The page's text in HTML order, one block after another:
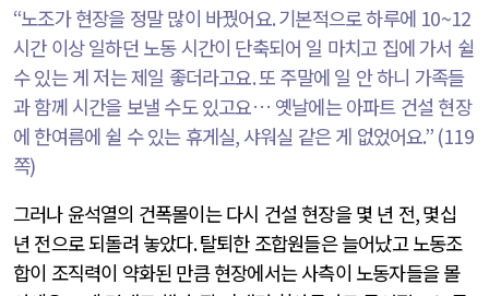
“노조가 현장을 정말 많이 바꿨어요.기본적으로 하루에 10~12
시간 이상 일하던 노동 시간이 단축되어 일 마치고 집에 가서 쉴
수 있는 게 저는 제일 좋더라고요.또 주말에 일 안 하니 가족들
과 함께 시간을 보낼 수도 있고요… 옛날에는 아파트 건설 현장
에 한여름에 쉴 수 있는 휴게실, 샤워실 같은 게 없었어요.” (119
쪽)
그러나 윤석열의 건폭몰이는 다시 건설 현장을 몇 년 전,몇십
년 전으로 되돌려 놓았다.탈퇴한 조합원들은 늘어났고 노동조
합이 조직력이 약화된 만큼 현장에서는 사측이 노동자들을 몰